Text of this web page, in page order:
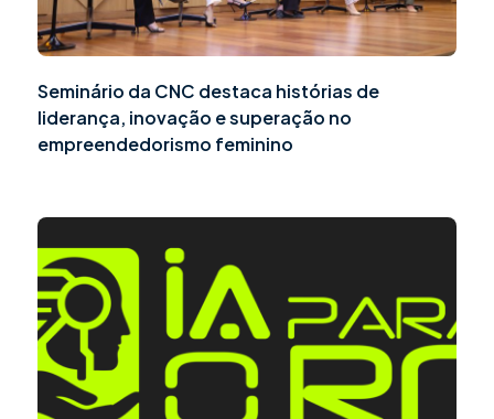
Seminário da CNC destaca histórias de
liderança, inovação e superação no
empreendedorismo feminino